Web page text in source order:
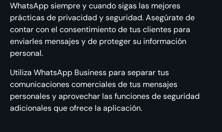
WhatsApp siempre y cuando sigas las mejores
prácticas de privacidad y seguridad. Asegúrate de
contar con el consentimiento de tus clientes para
enviarles mensajes y de proteger su información
personal.
Utiliza WhatsApp Business para separar tus
comunicaciones comerciales de tus mensajes
personales y aprovechar las funciones de seguridad
adicionales que ofrece la aplicación.